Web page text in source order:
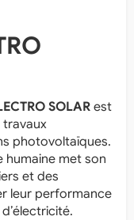
SOLAR est
travaux
photovoltaïques.
humaine met son
et des
leur performance